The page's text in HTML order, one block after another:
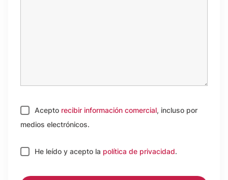
Acepto recibir información comercial, incluso por
medios electrónicos.
He leído y acepto la política de privacidad.